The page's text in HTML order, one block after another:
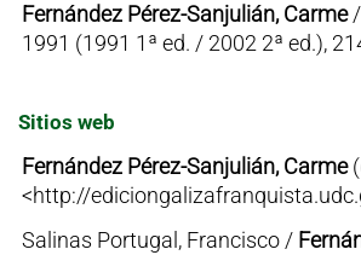
Fernández Pérez-Sanjulián, Carme/
1991 (1991 1ª ed. / 2002 2ª ed.),
Sitios web
Fernández Pérez-Sanjulián, Carme
<http://
Salinas Portugal, Francisco /